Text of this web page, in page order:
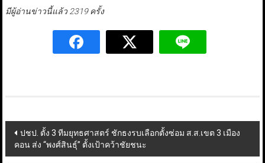
มีผู้อ่านข่าวนี้แล้ว 2319 ครั้ง
Post
navigation
ปชป. ตั้ง 3 ทีมยุทธศาสตร์ ชักธงรบเลือกตั้งซ่อม ส.ส.เขต 3 เมือง
คอน ส่ง “พงศ์สินธุ์” ตั้งเป้าคว้าชัยชนะ